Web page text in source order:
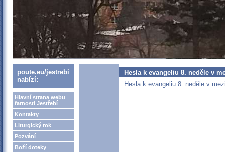
poute.eu/jestrebi
nabízí:
Hlavní strana webu
farnosti Jestřebí
Kontakty
Liturgický rok
Pozvání
Boží doteky
Hesla k evangeliu 8. neděle v
Hesla k evangeliu 8. neděle v